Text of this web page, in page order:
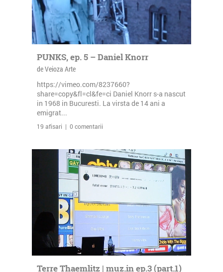
PUNKS, ep. 5 – Daniel Knorr
de Veioza Arte
https://vimeo.com/8237660?
share=copy&fl=cl&fe=ci Daniel Knorr s-a nascut
in 1968 in Bucuresti. La virsta de 14 ani a
emigrat...
19 afisari | 0 comentarii
Terre Thaemlitz | muz.in ep.3 (part.1)